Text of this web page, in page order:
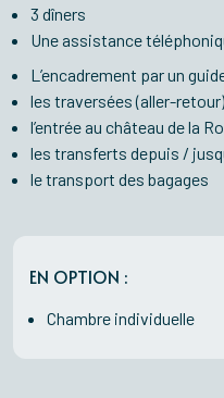
3 dîners
Une assistance
L’encadrement par un
les traversées (aller-
l’entrée au château de la
les transferts depuis /
le transport des bagages
EN OPTION :
Chambre individuelle